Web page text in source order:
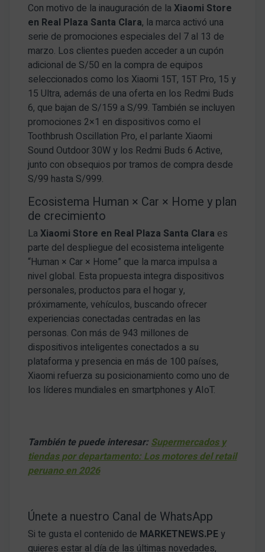
Con motivo de la inauguración de laXiaomi Store
en Real Plaza Santa Clara, la marca activó una
serie de promociones especiales del 7 al 13 de
marzo. Los clientes pueden acceder a un cupón
adicional de S/50 en la compra de equipos
seleccionados como los Xiaomi 15T, 15T Pro, 15 y
15 Ultra, además de una oferta en los Redmi Buds
6, que bajan de S/159 a S/99. También se incluyen
promociones 2×1 en dispositivos como el
Toothbrush Oscillation Pro, el parlante Xiaomi
Sound Outdoor 30W y los Redmi Buds 6 Active,
junto con obsequios por tramos de compra desde
S/99 hasta S/999.
Ecosistema Human × Car × Home y plan
de crecimiento
LaXiaomi Store en Real Plaza Santa Clara es
parte del despliegue del ecosistema inteligente
“Human × Car × Home” que la marca impulsa a
nivel global. Esta propuesta integra dispositivos
personales, productos para el hogar y,
próximamente, vehículos, buscando ofrecer
experiencias conectadas centradas en las
personas. Con más de 943 millones de
dispositivos inteligentes conectados a su
plataforma y presencia en más de 100 países,
Xiaomi refuerza su posicionamiento como uno de
los líderes mundiales en smartphones y AIoT.
También te puede interesar: Supermercados y
tiendas por departamento: Los motores del retail
peruano en 2026
Únete a nuestro Canal de WhatsApp
Si te gusta el contenido de MARKETNEWS.PE y
quieres estar al día de las últimas novedades,